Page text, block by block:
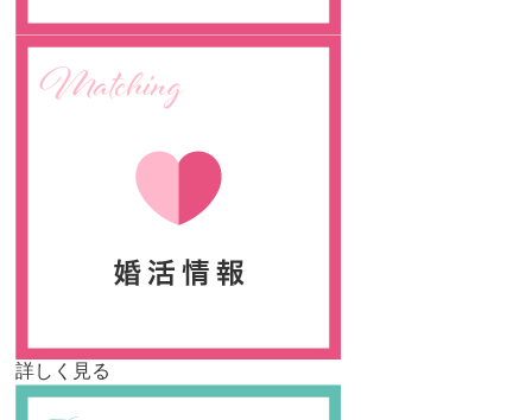
詳しく見る